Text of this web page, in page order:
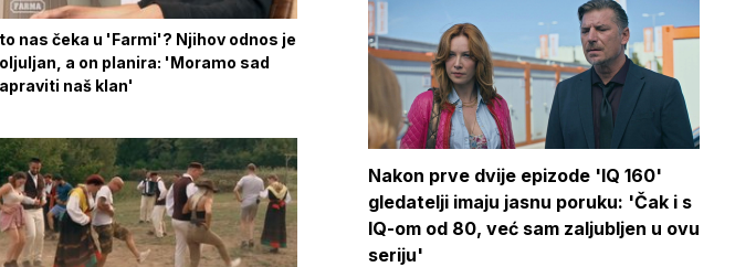
nas čeka u 'Farmi'? Njihov odnos je
a on planira: 'Moramo sad
naš klan'
Nakon prve dvije epizode 'IQ 160'
gledatelji imaju jasnu poruku: 'Čak i s
IQ-om od 80, već sam zaljubljen u ovu
seriju'